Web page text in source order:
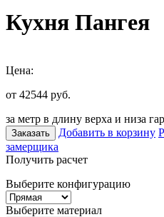
Кухня Пангея
Цена:
от 42544 руб.
за метр в длину верха и низа
Заказать Добавить в корзину
замерщика
Получить расчет
Выберите конфигурацию
Выберите материал